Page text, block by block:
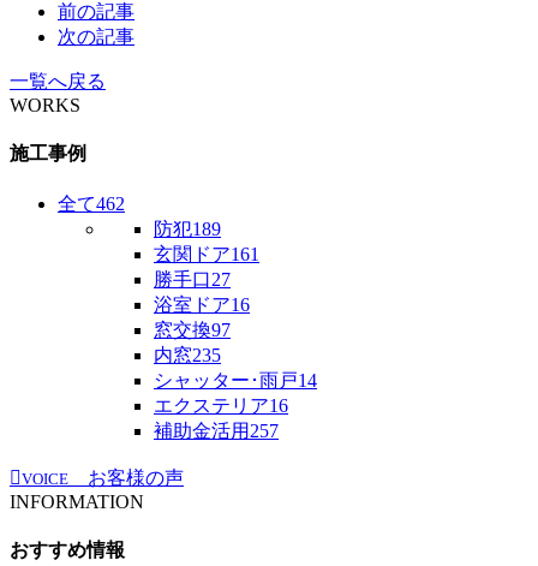
前の記事
次の記事
一覧へ戻る
WORKS
施工事例
全て462
防犯189
玄関ドア161
勝手口27
浴室ドア16
窓交換97
内窓235
シャッター･雨戸14
エクステリア16
補助金活用 257
VOICE
お客様の声
INFORMATION
おすすめ情報